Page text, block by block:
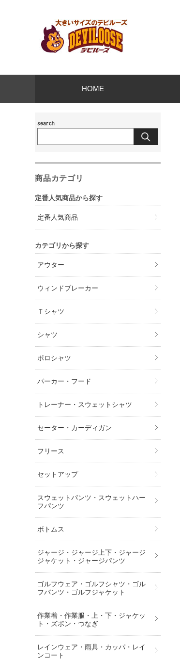
HOME
商品カテゴリ
定番人気商品から探す
定番人気商品
カテゴリから探す
アウター
ウィンドブレーカー
Ｔシャツ
シャツ
ポロシャツ
パーカー・フード
トレーナー・スウェットシャツ
セーター・カーディガン
フリース
セットアップ
スウェットパンツ・スウェットハー
フパンツ
ボトムス
ジャージ・ジャージ上下・ジャージ
ジャケット・ジャージパンツ
ゴルフウェア・ゴルフシャツ・ゴル
フパンツ・ゴルフジャケット
作業着・作業服・上・下・ジャケッ
ト・ズボン・つなぎ
レインウェア・雨具・カッパ・レイ
ンコート